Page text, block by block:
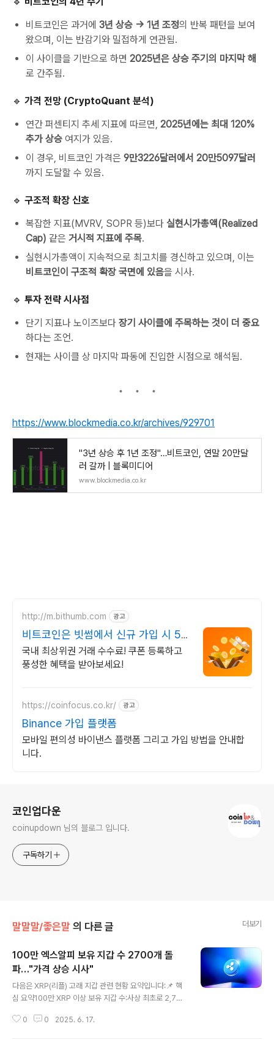
비트코인은 과거에 3년 상승 → 1년 조정의 반복 패턴을 보여
왔으며, 이는 반감기와 밀접하게 연관됨.
이 사이클을 기반으로 하면 2025년은 상승 주기의 마지막 해
로 간주됨.
🔹 가격 전망 (CryptoQuant 분석)
연간 퍼센티지 추세 지표에 따르면, 2025년에는 최대 120%
추가 상승 여지가 있음.
이 경우, 비트코인 가격은 9만3226달러에서 20만5097달러
까지 도달할 수 있음.
🔹 구조적 확장 신호
복잡한 지표(MVRV, SOPR 등)보다 실현시가총액(Realized
Cap) 같은 거시적 지표에 주목.
실현시가총액이 지속적으로 최고치를 경신하고 있으며, 이는
비트코인이 구조적 확장 국면에 있음을 시사.
🔹 투자 전략 시사점
단기 지표나 노이즈보다 장기 사이클에 주목하는 것이 더 중요
하다는 조언.
현재는 사이클 상 마지막 파동에 진입한 시점으로 해석됨.
https://www.blockmedia.co.kr/archives/929701
"3년 상승 후 1년 조정"…비트코인, 연말 20만달
러 갈까 | 블록미디어
www.blockmedia.co.kr
http://m.bithumb.com 광고
비트코인은 빗썸에서 신규 가입 시 5만
원 혜택
국내 최상위권 거래 수수료! 쿠폰 등록하고
풍성한 혜택을 받아보세요!
https://coinfocus.co.kr/ 광고
Binance 가입 플랫폼
모바일 편의성 바이낸스 플랫폼 그리고 가입 방법을 안내합
니다.
코인업다운
coinupdown 님의 블로그 입니다.
구독하기
말말말/좋은말 의 다른 글 더보기
100만 엑스알피 보유 지갑 수 2700개 돌
파…"가격 상승 시사"
다음은 XRP(리플) 고래 지갑 관련 현황 요약입니다:📌 핵
심 요약100만 XRP 이상 보유 지갑 수:사상 최초로 2,700
규모의 XRP를 보유한 지갑 수에 해당시장 해석:고래 투자
0 0 2025. 6. 17.